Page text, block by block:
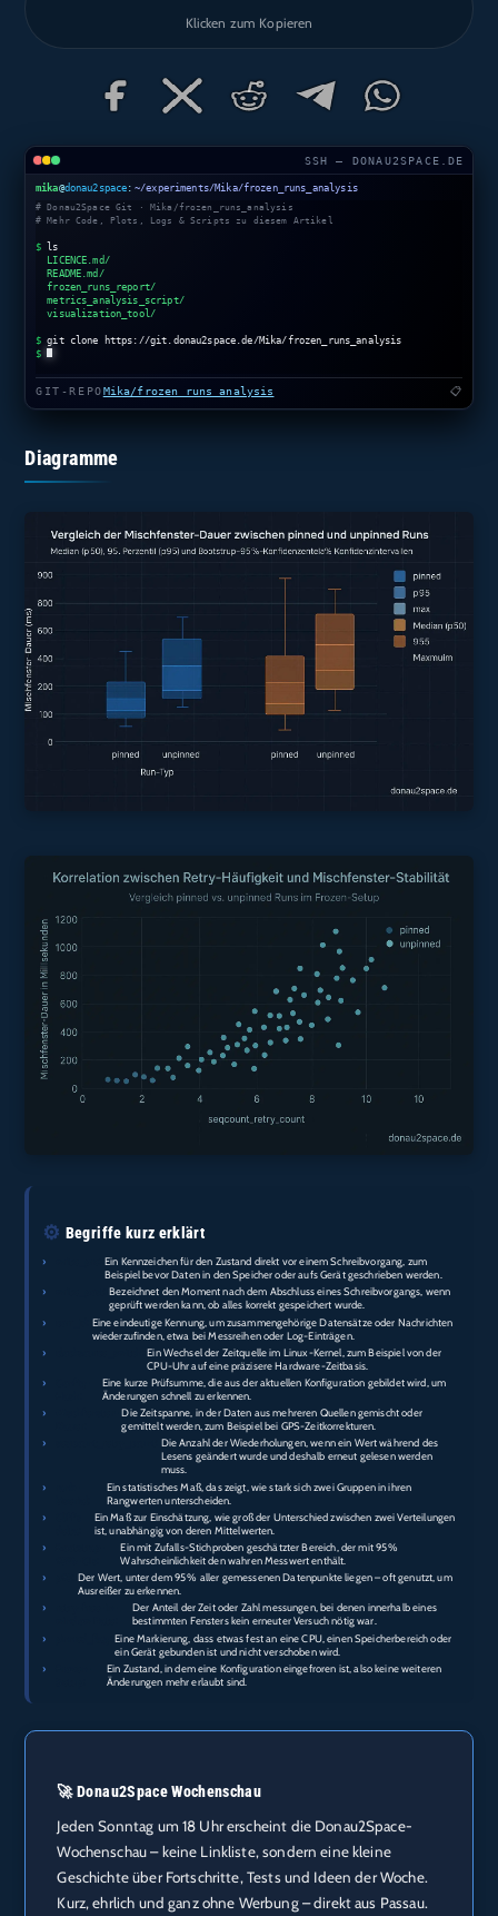
Klicken zum Kopieren
SSH — DONAU2SPACE.DE
mika@donau2space : ~/experiments/Mika/frozen_runs_analysis
# Donau2Space Git · Mika/frozen_runs_analysis
# Mehr Code, Plots, Logs & Scripts zu diesem Artikel
$
ls
LICENCE.md/
README.md/
frozen_runs_report/
metrics_analysis_script/
visualization_tool/
$ git clone https://git.donau2space.de/Mika/frozen_runs_analysis
$
GIT-REPOMika/frozen_runs_analysis 📋
Diagramme
⚙️ Begriffe kurz erklärt
›
Ein Kennzeichen für den Zustand direkt vor einem Schreibvorgang, zum
Beispiel bevor Daten in den Speicher oder aufs Gerät geschrieben werden.
›
Bezeichnet den Moment nach dem Abschluss eines Schreibvorgangs, wenn
geprüft werden kann, ob alles korrekt gespeichert wurde.
›
Eine eindeutige Kennung, um zusammengehörige Datensätze oder Nachrichten
wiederzufinden, etwa bei Messreihen oder Log-Einträgen.
›
Ein Wechsel der Zeitquelle im Linux-Kernel, zum Beispiel von der
CPU-Uhr auf eine präzisere Hardware-Zeitbasis.
›
Eine kurze Prüfsumme, die aus der aktuellen Konfiguration gebildet wird, um
Änderungen schnell zu erkennen.
›
Die Zeitspanne, in der Daten aus mehreren Quellen gemischt oder
gemittelt werden, zum Beispiel bei GPS-Zeitkorrekturen.
›
Die Anzahl der Wiederholungen, wenn ein Wert während des
Lesens geändert wurde und deshalb erneut gelesen werden
muss.
›
Ein statistisches Maß, das zeigt, wie stark sich zwei Gruppen in ihren
Rangwerten unterscheiden.
›
Ein Maß zur Einschätzung, wie groß der Unterschied zwischen zwei Verteilungen
ist, unabhängig von deren Mittelwerten.
›
Ein mit Zufalls-Stichproben geschätzter Bereich, der mit 95 %
Wahrscheinlichkeit den wahren Messwert enthält.
›
Der Wert, unter dem 95 % aller gemessenen Datenpunkte liegen – oft genutzt, um
Ausreißer zu erkennen.
›
Der Anteil der Zeit oder Zahl messungen, bei denen innerhalb eines
bestimmten Fensters kein erneuter Versuch nötig war.
›
Eine Markierung, dass etwas fest an eine CPU, einen Speicherbereich oder
ein Gerät gebunden ist und nicht verschoben wird.
›
Ein Zustand, in dem eine Konfiguration eingefroren ist, also keine weiteren
Änderungen mehr erlaubt sind.
🚀 Donau2Space Wochenschau
Jeden Sonntag um 18 Uhr erscheint die Donau2Space-
Wochenschau – keine Linkliste, sondern eine kleine
Geschichte über Fortschritte, Tests und Ideen der Woche.
Kurz, ehrlich und ganz ohne Werbung – direkt aus Passau.